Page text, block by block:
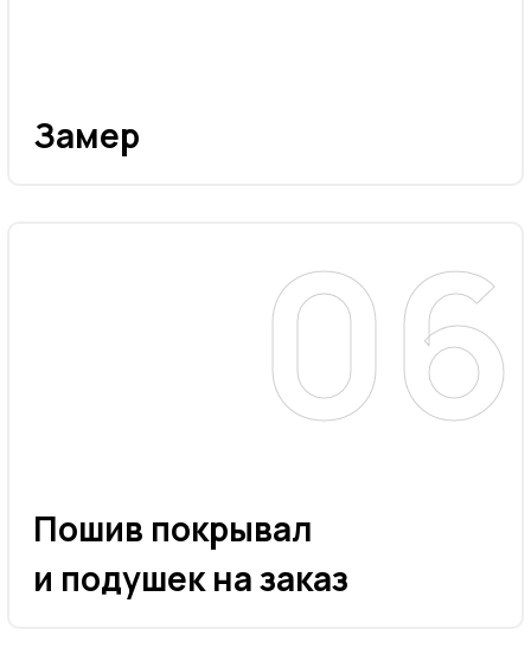
Замер
Пошив покрывал
и подушек на заказ